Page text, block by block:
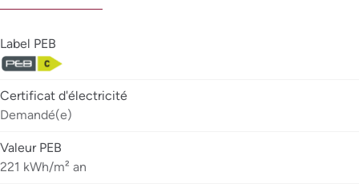
Label PEB
Certificat d'électricité
Demandé(e)
Valeur PEB
221 kWh/m² an